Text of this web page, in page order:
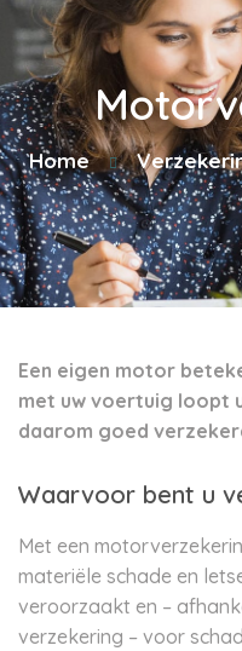
Home
Een eigen motor
met uw voertuig loopt
daarom goed
Waarvoor bent u
Met een
materiële schade en
veroorzaakt en –
verzekering – voor